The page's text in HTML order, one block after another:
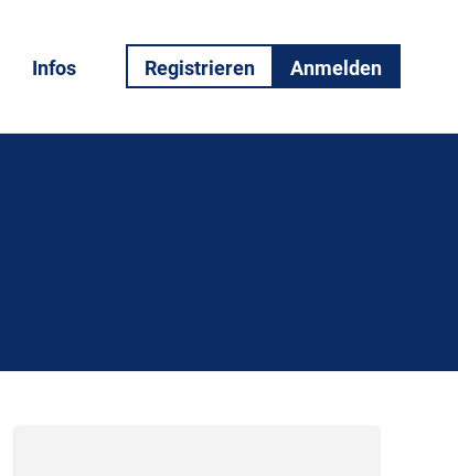
Infos Registrieren Anmelden